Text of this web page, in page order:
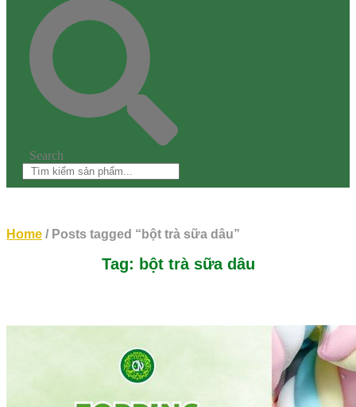
Search
Home / Posts tagged “bột trà sữa dâu”
Tag: bột trà sữa dâu